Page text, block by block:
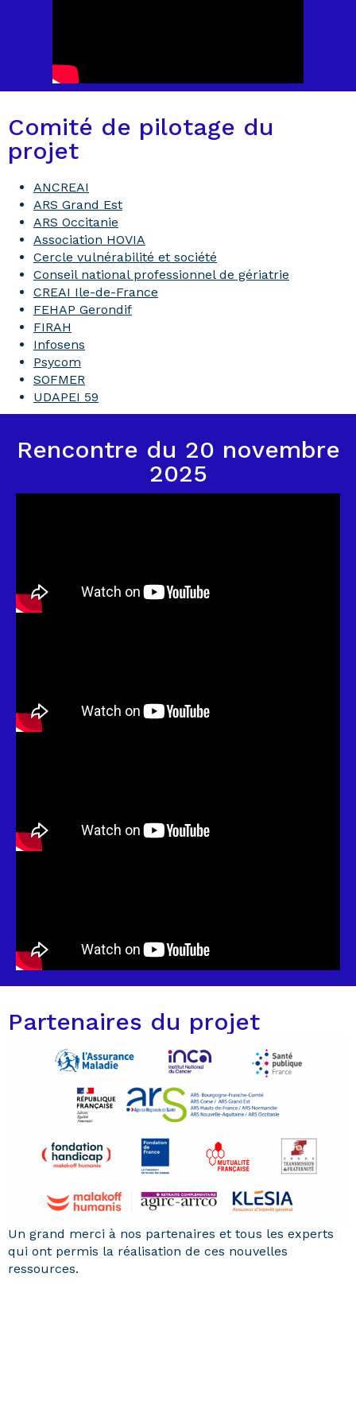
Comité de pilotage du
projet
ANCREAI
ARS Grand Est
ARS Occitanie
Association HOVIA
Cercle vulnérabilité et société
Conseil national professionnel de gériatrie
CREAI Ile-de-France
FEHAP Gerondif
FIRAH
Infosens
Psycom
SOFMER
UDAPEI 59
Rencontre du 20 novembre
2025
Partenaires du projet
Un grand merci à nos partenaires et tous les experts
qui ont permis la réalisation de ces nouvelles
ressources.